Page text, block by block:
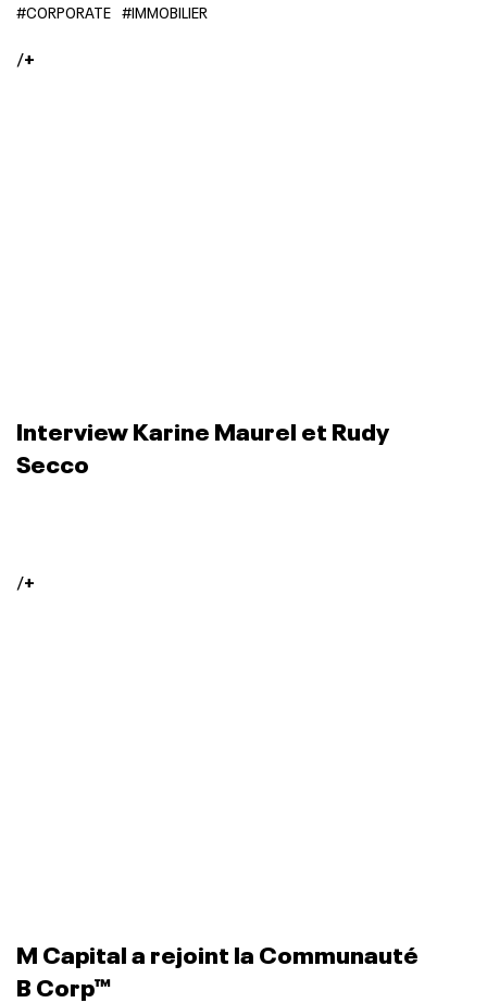
#CORPORATE #IMMOBILIER
/+
Interview Karine Maurel et Rudy
Secco
/+
M Capital a rejoint la Communauté
B Corp™